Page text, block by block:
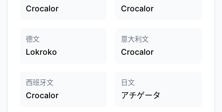
Crocalor Crocalor
德文
Lokroko
意大利文
Crocalor
西班牙文
Crocalor
日文
アチゲータ